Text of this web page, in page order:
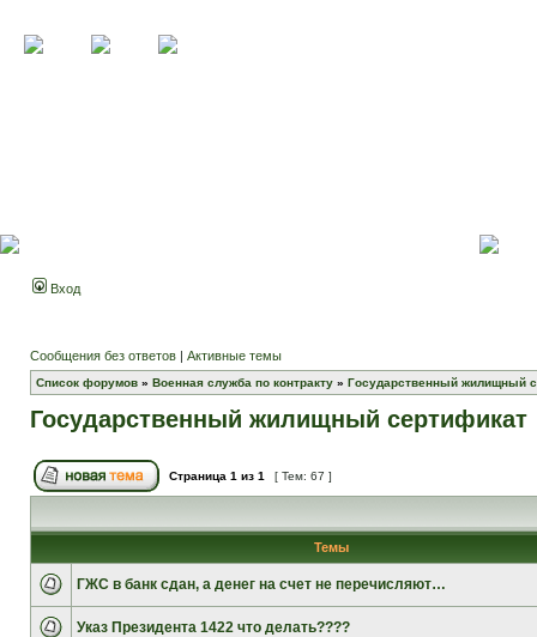
Вход
Сообщения без ответов | Активные темы
Список форумов » Военная служба по контракту » Государственный жилищный
Государственный жилищный сертификат
Страница 1 из 1 [ Тем: 67 ]
Темы
ГЖС в банк сдан, а денег на счет не перечисляют…
Указ Президента 1422 что делать????